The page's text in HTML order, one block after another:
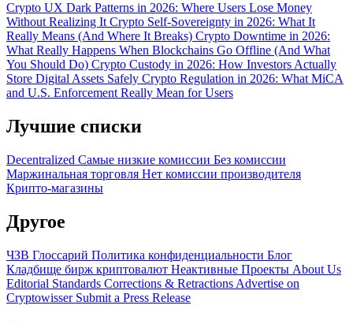
Crypto UX Dark Patterns in 2026: Where Users Lose Money
Without Realizing It Crypto Self-Sovereignty in 2026: What It
Really Means (And Where It Breaks) Crypto Downtime in 2026:
What Really Happens When Blockchains Go Offline (And What
You Should Do) Crypto Custody in 2026: How Investors Actually
Store Digital Assets Safely Crypto Regulation in 2026: What MiCA
and U.S. Enforcement Really Mean for Users
Лучшие списки
Decentralized Самые низкие комиссии Без комиссии
Маржинальная торговля Нет комиссии производителя
Крипто-магазины
Другое
ЧЗВ Глоссарий Политика конфиденциальности Блог
Кладбище бирж криптовалют Неактивные Проекты About Us
Editorial Standards Corrections & Retractions Advertise on
Cryptowisser Submit a Press Release